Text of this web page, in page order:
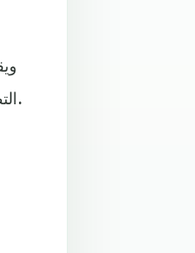
التطبيقات، مع العلم أن تطبيقات "أتش تي أم أل5" و"لينوكس" و"أندرويد" ستكون متوافقة أيضا.